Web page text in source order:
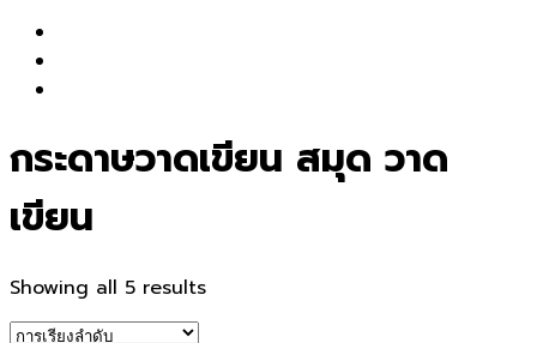
กระดาษวาดเขียน สมุด วาด
เขียน
Showing all 5 results